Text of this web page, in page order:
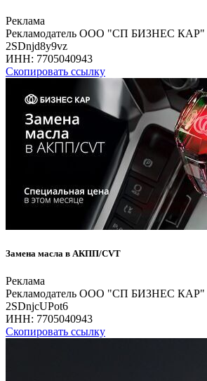
Реклама
Рекламодатель ООО "СП БИЗНЕС КАР"
2SDnjd8y9vz
ИНН: 7705040943
Скопировать ссылку
Замена масла в АКПП/CVT
Реклама
Рекламодатель ООО "СП БИЗНЕС КАР"
2SDnjcUPot6
ИНН: 7705040943
Скопировать ссылку